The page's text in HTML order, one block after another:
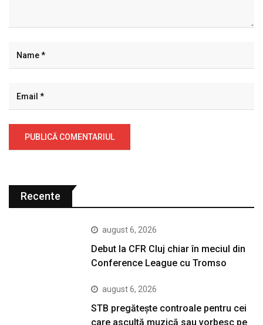
Recente
august 6, 2026
Debut la CFR Cluj chiar în meciul din
Conference League cu Tromso
august 6, 2026
STB pregătește controale pentru cei
care ascultă muzică sau vorbesc pe